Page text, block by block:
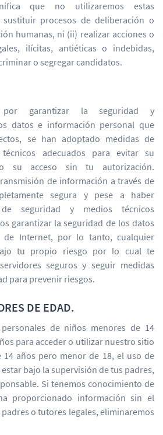
que no utilizaremos estas
procesos de deliberación o
humanas, ni (ii) realizar acciones o
ilícitas, antiéticas o indebidas,
o segregar candidatos.
por garantizar la seguridad y
datos e información personal que
se han adoptado medidas de
adecuados para evitar su
su acceso sin tu autorización.
de información a través de
segura y pese a haber
seguridad y medios técnicos
garantizar la seguridad de los datos
de Internet, por lo tanto, cualquier
tu propio riesgo por lo cual te
seguros y seguir medidas
para prevenir riesgos.
DE EDAD.
de niños menores de 14
para acceder o utilizar nuestro sitio
14 años pero menor de 18, el uso de
bajo la supervisión de tus padres,
Si tenemos conocimiento de
proporcionado información sin el
o tutores legales, eliminaremos